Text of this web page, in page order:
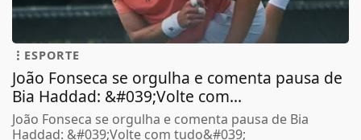
ESPORTE
João Fonseca se orgulha e comenta pausa de
Bia Haddad: &#039;Volte com...
João Fonseca se orgulha e comenta pausa de Bia
Haddad: &#039;Volte com tudo&#039;